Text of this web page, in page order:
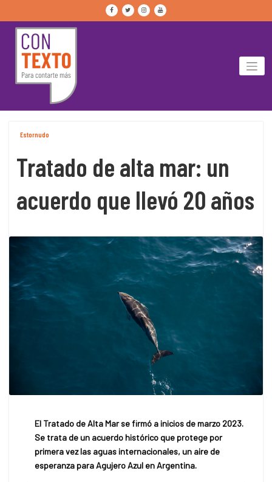
content
Estornudo
Tratado de alta mar: un
acuerdo que llevó 20 años
El Tratado de Alta Mar se firmó a inicios de marzo 2023.
Se trata de un acuerdo histórico que protege por
primera vez las aguas internacionales, un aire de
esperanza para Agujero Azul en Argentina.